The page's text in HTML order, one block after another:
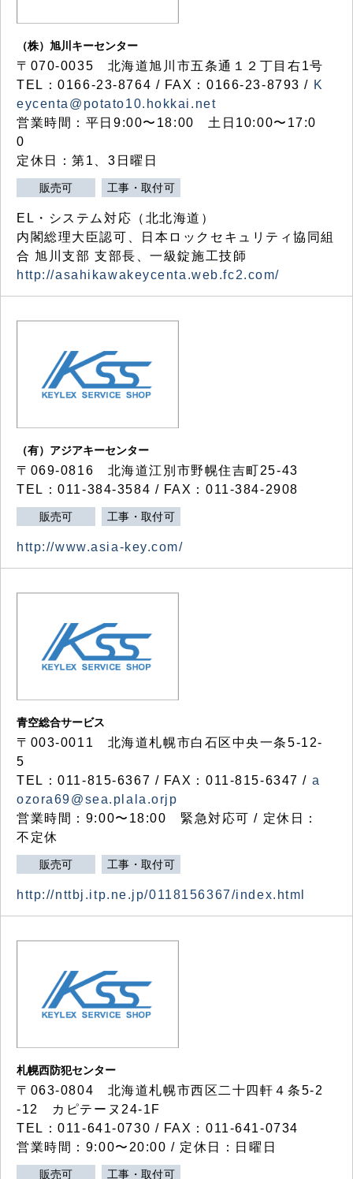
（株）旭川キーセンター
〒070-0035 北海道旭川市五条通１２丁目右1号
TEL：0166-23-8764 / FAX：0166-23-8793 / K
eycenta@potato10.hokkai.net
営業時間：平日9:00〜18:00 土日10:00〜17:0
0
定休日：第1、3日曜日
販売可 工事・取付可
EL・システム対応（北北海道）
内閣総理大臣認可、日本ロックセキュリティ協同組
合 旭川支部 支部長、一級錠施工技師
http://asahikawakeycenta.web.fc2.com/
（有）アジアキーセンター
〒069-0816 北海道江別市野幌住吉町25-43
TEL：011-384-3584 / FAX：011-384-2908
販売可 工事・取付可
http://www.asia-key.com/
青空総合サービス
〒003-0011 北海道札幌市白石区中央一条5-12-
5
TEL：011-815-6367 / FAX：011-815-6347 / a
ozora69@sea.plala.orjp
営業時間：9:00〜18:00 緊急対応可 / 定休日：
不定休
販売可 工事・取付可
http://nttbj.itp.ne.jp/0118156367/index.html
札幌西防犯センター
〒063-0804 北海道札幌市西区二十四軒４条5-2
-12 カピテーヌ24-1F
TEL：011-641-0730 / FAX：011-641-0734
営業時間：9:00〜20:00 / 定休日：日曜日
販売可 工事・取付可